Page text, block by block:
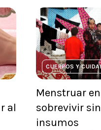
al
CUERPOS Y
Menstruar en
sobrevivir
insumos